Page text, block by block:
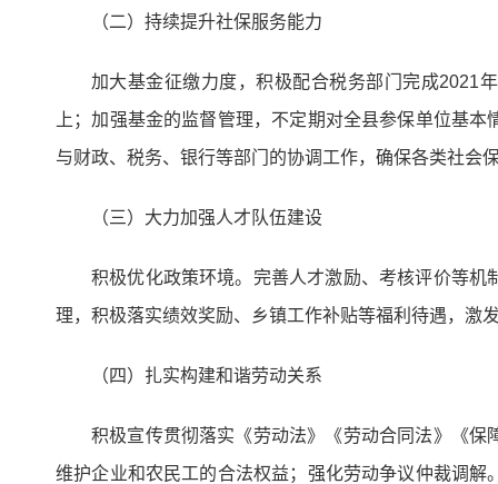
（二）持续提升社保服务能力
加大基金征缴力度，积极配合税务部门完成2021
上；加强基金的监督管理，不定期对全县参保单位基
与财政、税务、银行等部门的协调工作，确保各类社会
（三）大力加强人才队伍建设
积极优化政策环境。完善人才激励、考核评价等
理，积极落实绩效奖励、乡镇工作补贴等福利待遇，激
（四）扎实构建和谐劳动关系
积极宣传贯彻落实《劳动法》《劳动合同法》《
维护企业和农民工的合法权益；强化劳动争议仲裁调